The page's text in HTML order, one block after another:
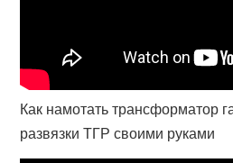
Как намотать трансформатор
развязки ТГР своими руками